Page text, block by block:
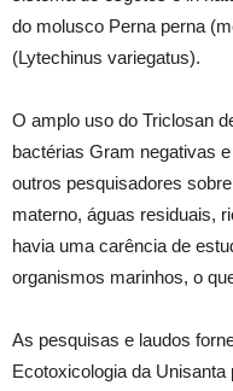
do molusco Perna perna
(Lytechinus variegatus).
O amplo uso do Triclosan
bactérias Gram negativas
outros pesquisadores
materno, águas residuais,
havia uma carência de
organismos marinhos, o
As pesquisas e laudos
Ecotoxicologia da